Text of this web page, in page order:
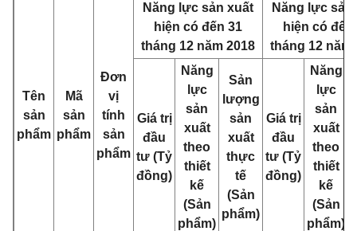
Tên
sản
phẩm
Mã
sản
phẩm
Đơn
vị
tính
sản
phẩm
Năng lực sản xuất
hiện có đến 31
tháng 12 năm 2018
Năng lực sản
hiện có đến
tháng 12 năm
Giá trị
đầu
tư (Tỷ
đồng)
Năng
lực
sản
xuất
theo
thiết
kế
(Sản
phẩm)
Sản
lượng
sản
xuất
thực
tế
(Sản
phẩm)
Giá trị
đầu
tư (Tỷ
đồng)
Năng
lực
sản
xuất
theo
thiết
kế
(Sản
phẩm)